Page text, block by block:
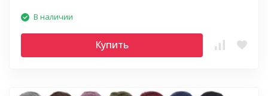
В наличии
Купить